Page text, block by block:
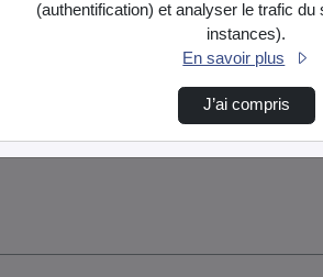
(authentification) et analyser le trafic du
instances).
En savoir plus
J’ai compris